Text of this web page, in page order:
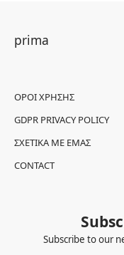
prima
ΌΡΟΙ ΧΡΉΣΗΣ
GDPR PRIVACY POLICY
ΣΧΕΤΙΚΆ ΜΕ ΕΜΆΣ
CONTACT
Subscribe to our